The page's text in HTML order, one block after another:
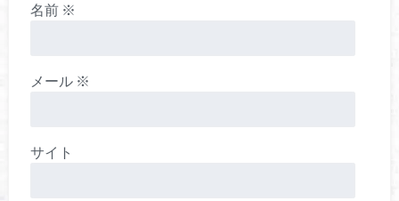
名前 ※
メール ※
サイト